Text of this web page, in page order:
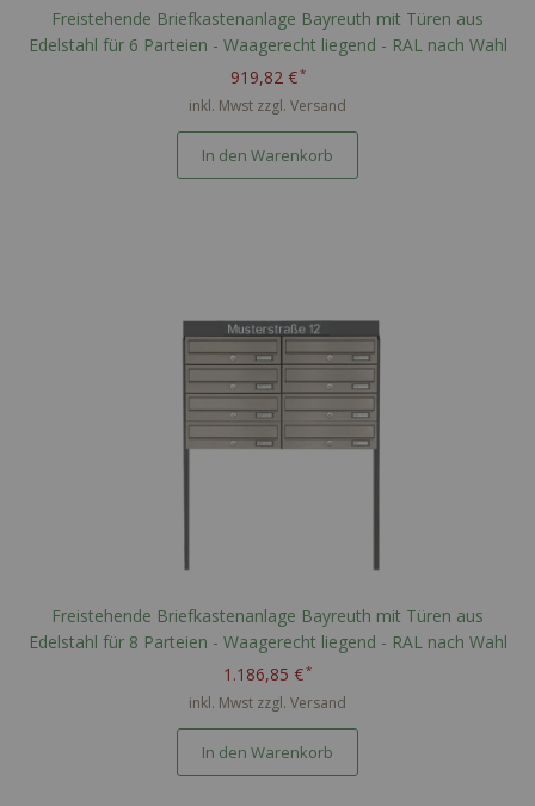
Freistehende Briefkastenanlage Bayreuth mit Türen aus
Edelstahl für 6 Parteien - Waagerecht liegend - RAL nach Wahl
919,82 €
inkl. Mwst zzgl. Versand
In den Warenkorb
Freistehende Briefkastenanlage Bayreuth mit Türen aus
Edelstahl für 8 Parteien - Waagerecht liegend - RAL nach Wahl
1.186,85 €
inkl. Mwst zzgl. Versand
In den Warenkorb